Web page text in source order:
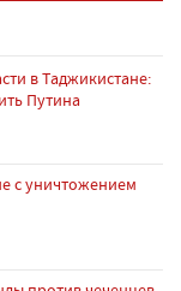
в Таджикистане:
Путина
с уничтожением